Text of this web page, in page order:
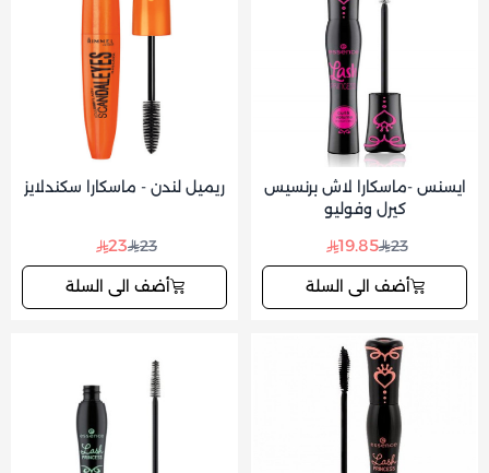
ايسنس -ماسكارا لاش برنسيس
كيرل وفوليو
23
19.85
أضف الى السلة
ريميل لندن - ماسكارا سكندلايز
23
23
أضف الى السلة